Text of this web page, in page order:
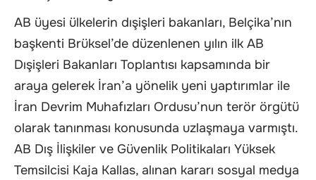
AB üyesi ülkelerin dışişleri bakanları, Belçika’nın
başkenti Brüksel’de düzenlenen yılın ilk AB
Dışişleri Bakanları Toplantısı kapsamında bir
araya gelerek İran’a yönelik yeni yaptırımlar ile
İran Devrim Muhafızları Ordusu’nun terör örgütü
olarak tanınması konusunda uzlaşmaya varmıştı.
AB Dış İlişkiler ve Güvenlik Politikaları Yüksek
Temsilcisi Kaja Kallas, alınan kararı sosyal medya